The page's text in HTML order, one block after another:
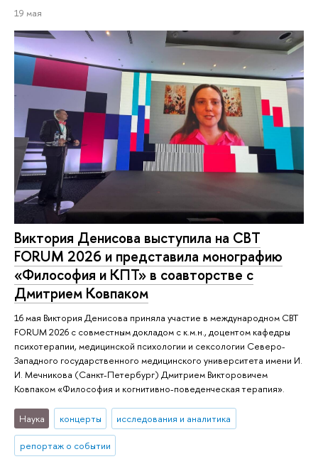
19 мая
Виктория Денисова выступила на CBT
FORUM 2026 и представила монографию
«Философия и КПТ» в соавторстве с
Дмитрием Ковпаком
16 мая Виктория Денисова приняла участие в международном CBT
FORUM 2026 с совместным докладом с к.м.н., доцентом кафедры
психотерапии, медицинской психологии и сексологии Северо-
Западного государственного медицинского университета имени И.
И. Мечникова (Санкт-Петербург) Дмитрием Викторовичем
Ковпаком «Философия и когнитивно-поведенческая терапия».
Наука концерты исследования и аналитика
репортаж о событии